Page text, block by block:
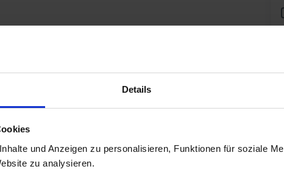
Details
und Anzeigen zu personalisieren, Funktionen für soziale
zu analysieren.
1,925 mtr.
0,91 mtr.